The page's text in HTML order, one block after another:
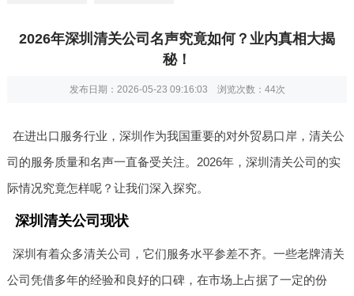
2026年深圳清关公司名声究竟如何？业内真相大揭
秘！
发布日期：2026-05-23 09:16:03 浏览次数： 44次
在进出口服务行业，深圳作为我国重要的对外贸易口岸，清关公
司的服务质量和名声一直备受关注。2026年，深圳清关公司的实
际情况究竟怎样呢？让我们深入探究。
深圳清关公司现状
深圳有着众多清关公司，它们服务水平参差不齐。一些老牌清关
公司凭借多年的经验和良好的口碑，在市场上占据了一定的份